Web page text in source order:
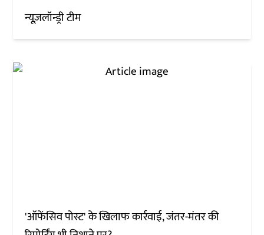
न्यूज़लॉन्ड्री टीम
'ऑफेंसिव पोस्ट' के खिलाफ कार्रवाई, जंतर-मंतर की